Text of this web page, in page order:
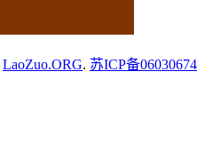
LaoZuo.ORG. 苏ICP备06030674